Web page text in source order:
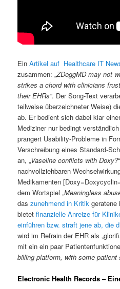
EinArtikel auf Healthcare IT
zusammen: „ZDoggMD may not
strikes a chord with clinicians
their EHRs“. Der Song-Text
teilweise überzeichneter Weise)
ab. Er bedient sich dabei klar
Mediziner nur bedingt
prangert Usability-Probleme in
Verschreibung eines Standard-
an, „Vaseline conflicts with Doxy?
nachvollziehbaren
Medikamenten
dem Wortspiel „Meaningless
daszunehmend in Kritik geratene
bietetfinanzielle Anreize für
einführen bzw. straft jene ab, die
wird im Refrain der EHR als
mit ein ein paar
billing platform, with some patient
Electronic Health Records –